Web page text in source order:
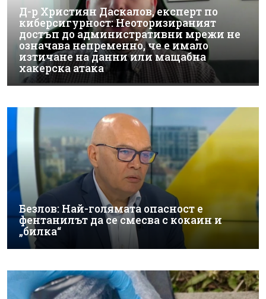
Д-р Християн Даскалов, експерт по
киберсигурност: Неоторизираният
достъп до административни мрежи не
означава непременно, че е имало
изтичане на данни или мащабна
хакерска атака
Безлов: Най-голямата опасност е
фентанилът да се смесва с кокаин и
„билка“